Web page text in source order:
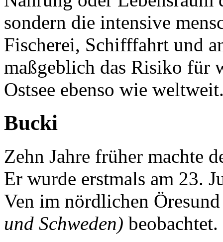
sondern die intensive
Fischerei, Schifffahrt und
maßgeblich das Risiko für
Ostsee ebenso wie
Bucki
Zehn Jahre früher machte
Er wurde erstmals am 23.
Ven im nördlichen
und Schweden) beobachtet.